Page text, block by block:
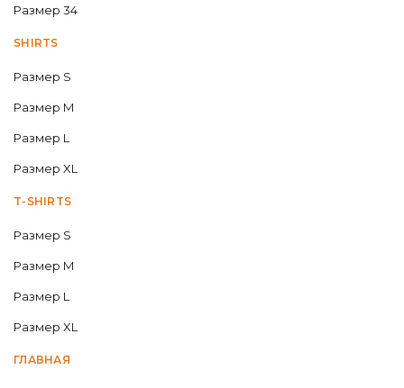
Размер 34
SHIRTS
Размер S
Размер M
Размер L
Размер XL
T-SHIRTS
Размер S
Размер M
Размер L
Размер XL
ГЛАВНАЯ